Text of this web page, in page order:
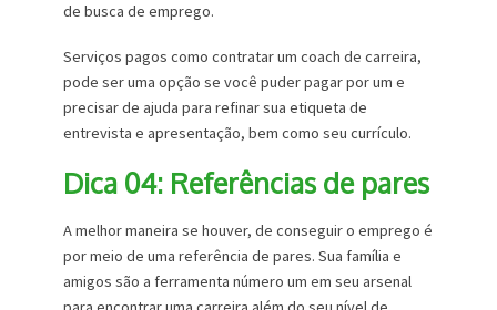
de busca de emprego.
Serviços pagos como contratar um coach de carreira,
pode ser uma opção se você puder pagar por um e
precisar de ajuda para refinar sua etiqueta de
entrevista e apresentação, bem como seu currículo.
Dica 04: Referências de pares
A melhor maneira se houver, de conseguir o emprego é
por meio de uma referência de pares. Sua família e
amigos são a ferramenta número um em seu arsenal